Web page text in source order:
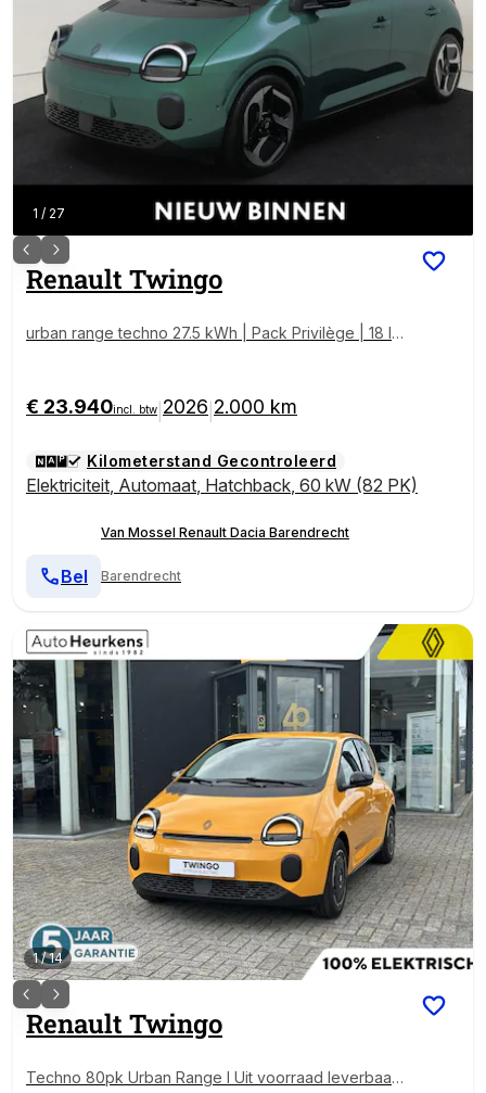
1 / 27
Renault Twingo
urban range techno 27.5 kWh | Pack Privilège | 18 In
€ 23.940incl. btw 2026 2.000 km
Kilometerstand Gecontroleerd
Elektriciteit, Automaat, Hatchback, 60 kW (82 PK)
Van Mossel Renault Dacia Barendrecht
Barendrecht
Bel
1/14
Renault Twingo
Techno 80pk Urban Range l Uit voorraad leverbaar! l